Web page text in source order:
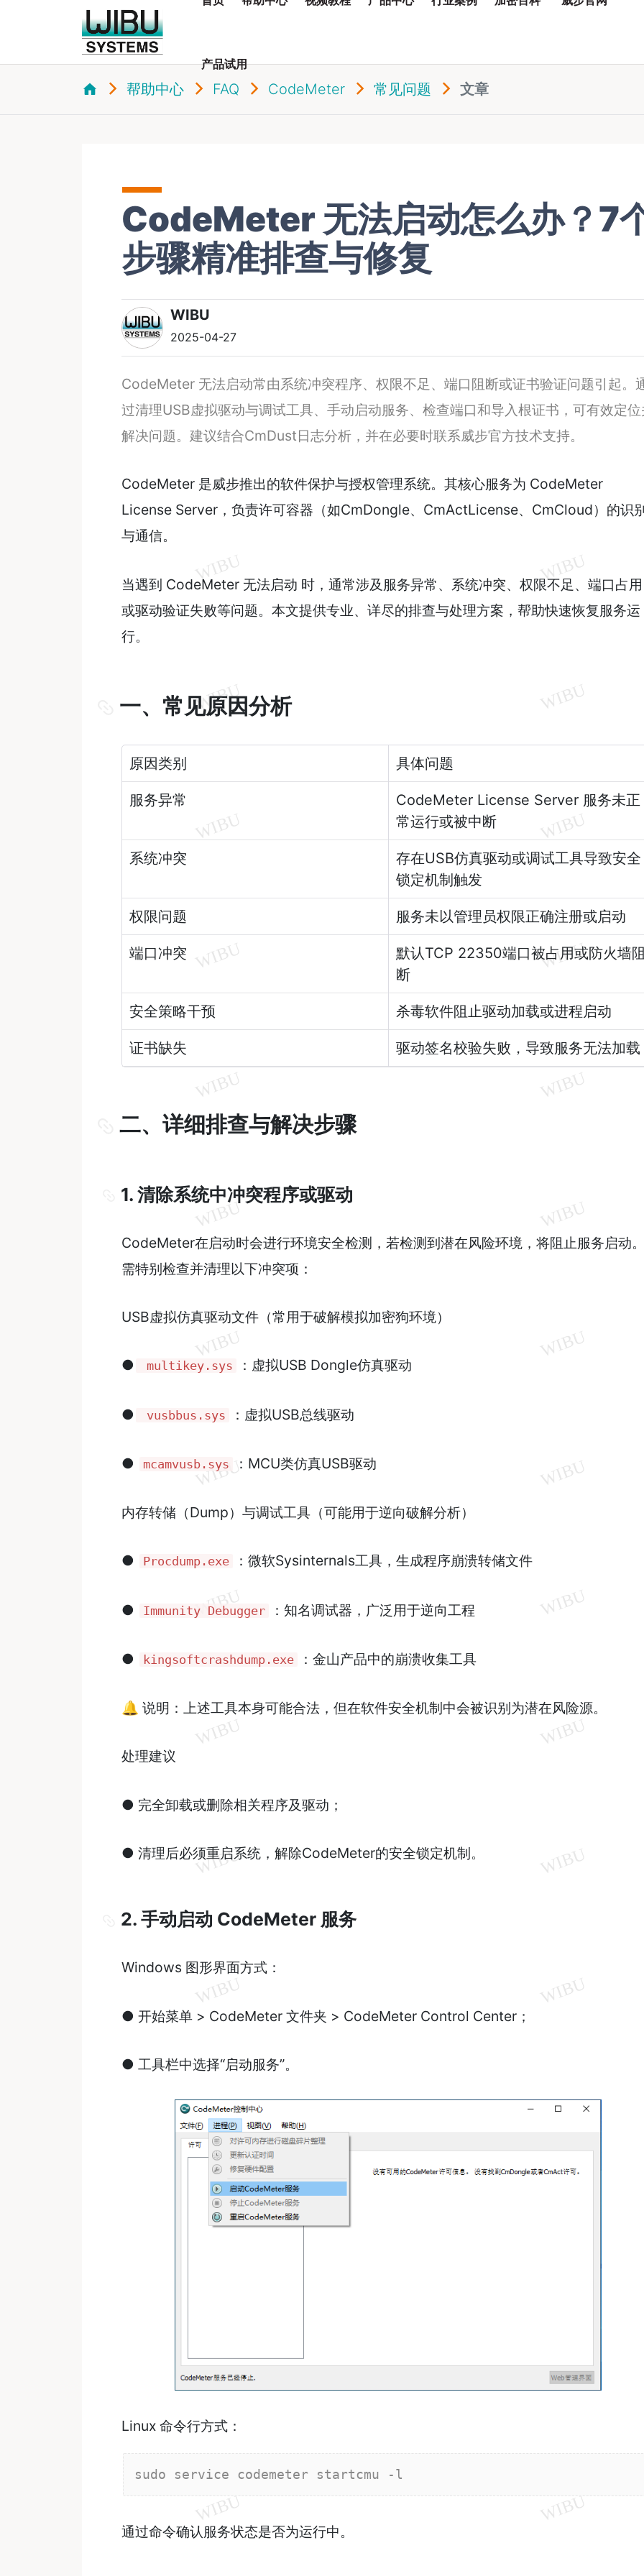
产品试用
帮助中心 FAQ CodeMeter 常见问题 文章
CodeMeter 无法启动怎么办？7
步骤精准排查与修复
WIBU
2025-04-27
CodeMeter 无法启动常由系统冲突程序、权限不足、端口阻断或证书验证问题引起。
过清理USB虚拟驱动与调试工具、手动启动服务、检查端口和导入根证书，可有效定
解决问题。建议结合CmDust日志分析，并在必要时联系威步官方技术支持。
CodeMeter 是威步推出的软件保护与授权管理系统。其核心服务为 CodeMeter
License Server，负责许可容器（如CmDongle、CmActLicense、CmCloud）的识
与通信。
当遇到 CodeMeter 无法启动 时，通常涉及服务异常、系统冲突、权限不足、端口占用
或驱动验证失败等问题。本文提供专业、详尽的排查与处理方案，帮助快速恢复服务运
行。
一、常见原因分析
原因类别 具体问题
服务异常
CodeMeter License Server 服务未正
常运行或被中断
系统冲突
存在USB仿真驱动或调试工具导致安全
锁定机制触发
权限问题 服务未以管理员权限正确注册或启动
端口冲突
默认TCP 22350端口被占用或防火墙
断
安全策略干预 杀毒软件阻止驱动加载或进程启动
证书缺失 驱动签名校验失败，导致服务无法加载
二、详细排查与解决步骤
1. 清除系统中冲突程序或驱动
CodeMeter在启动时会进行环境安全检测，若检测到潜在风险环境，将阻止服务启动
需特别检查并清理以下冲突项：
USB虚拟仿真驱动文件（常用于破解模拟加密狗环境）
● multikey.sys ：虚拟USB Dongle仿真驱动
● vusbbus.sys ：虚拟USB总线驱动
● mcamvusb.sys ：MCU类仿真USB驱动
内存转储（Dump）与调试工具（可能用于逆向破解分析）
● Procdump.exe ：微软Sysinternals工具，生成程序崩溃转储文件
● Immunity Debugger ：知名调试器，广泛用于逆向工程
● kingsoftcrashdump.exe ：金山产品中的崩溃收集工具
🔔 说明：上述工具本身可能合法，但在软件安全机制中会被识别为潜在风险源。
处理建议
● 完全卸载或删除相关程序及驱动；
● 清理后必须重启系统，解除CodeMeter的安全锁定机制。
2. 手动启动 CodeMeter 服务
Windows 图形界面方式：
● 开始菜单 > CodeMeter 文件夹 > CodeMeter Control Center；
● 工具栏中选择“启动服务”。
Linux 命令行方式：
sudo service codemeter startcmu -l
通过命令确认服务状态是否为运行中。